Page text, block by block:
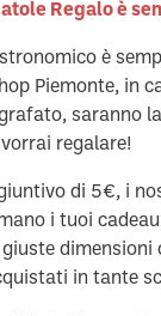
Regalo è
è
Piemonte, in
saranno
regalare!
di 5€, i
i tuoi
dimensioni
in tante